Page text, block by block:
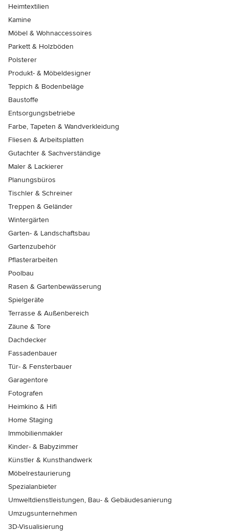
Heimtextilien
Kamine
Möbel & Wohnaccessoires
Parkett & Holzböden
Polsterer
Produkt- & Möbeldesigner
Teppich & Bodenbeläge
Baustoffe
Entsorgungsbetriebe
Farbe, Tapeten & Wandverkleidung
Fliesen & Arbeitsplatten
Gutachter & Sachverständige
Maler & Lackierer
Planungsbüros
Tischler & Schreiner
Treppen & Geländer
Wintergärten
Garten- & Landschaftsbau
Gartenzubehör
Pflasterarbeiten
Poolbau
Rasen & Gartenbewässerung
Spielgeräte
Terrasse & Außenbereich
Zäune & Tore
Dachdecker
Fassadenbauer
Tür- & Fensterbauer
Garagentore
Fotografen
Heimkino & Hifi
Home Staging
Immobilienmakler
Kinder- & Babyzimmer
Künstler & Kunsthandwerk
Möbelrestaurierung
Spezialanbieter
Umweltdienstleistungen, Bau- & Gebäudesanierung
Umzugsunternehmen
3D-Visualisierung